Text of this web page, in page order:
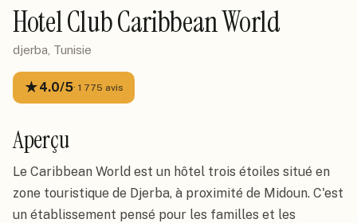
Hotel Club Caribbean World
djerba, Tunisie
★4.0/5· 1 775 avis
Aperçu
Le Caribbean World est un hôtel trois étoiles situé en
zone touristique de Djerba, à proximité de Midoun. C'est
un établissement pensé pour les familles et les